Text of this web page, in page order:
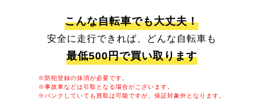
こんな自転車でも大丈夫！
安全に走行できれば、どんな自転車も
最低500円で買い取ります
※防犯登録の抹消が必要です。
※事故車などは引取となる場合がございます。
※パンクしていても買取は可能ですが、保証対象外となります。